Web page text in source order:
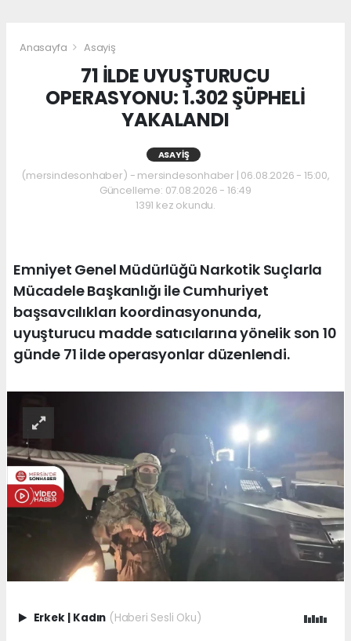
Anasayfa Asayiş
71 İLDE UYUŞTURUCU
OPERASYONU: 1.302 ŞÜPHELİ
YAKALANDI
ASAYIŞ
(mersindesonhaber) - mersindesonhaber | 06.08.2026 - 15:00,
Güncelleme: 07.08.2026 - 16:49
1391 kez okundu.
Emniyet Genel Müdürlüğü Narkotik Suçlarla
Mücadele Başkanlığı ile Cumhuriyet
başsavcılıkları koordinasyonunda,
uyuşturucu madde satıcılarına yönelik son 10
günde 71 ilde operasyonlar düzenlendi.
Erkek | Kadın (Haberi Sesli Oku)